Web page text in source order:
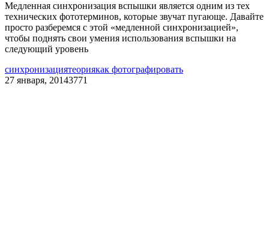
Медленная синхронизация вспышки является одним из тех
технических фототерминов, которые звучат пугающе. Давайте
просто разберемся с этой «медленной синхронизацией»,
чтобы поднять свои умения использования вспышки на
следующий уровень
синхронизациятеориякак фотографировать
27 января, 20143771